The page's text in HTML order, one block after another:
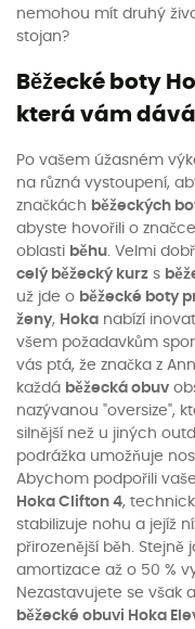
nemohou mít druhý
stojan?
Běžecké boty
která vám
Po vašem úžasném
na různá vystoupení,
značkách běžeckých
abyste hovořili o značce
oblasti běhu. Velmi
celý běžecký kurz s
už jde o běžecké boty
ženy, Hoka nabízí
všem požadavkům
vás ptá, že značka z
každá běžecká obuv
nazývanou "oversize",
silnější než u jiných
podrážka umožňuje
Abychom podpořili
Hoka Clifton 4,
stabilizuje nohu a jejíž
přirozenější běh. Stejně
amortizace až o 50 %
Nezastavujete se však
běžecké obuvi Hoka